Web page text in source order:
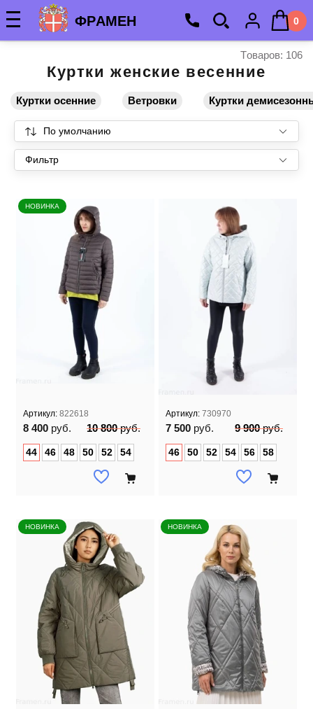
ФРАМЕН 0
Куртки женские весенние
Товаров: 106
Куртки осенние Ветровки Куртки
По умолчанию
Фильтр
НОВИНКА
Артикул: 822618
8 400 руб. 10 800руб.
44 46 48 50 52 54
Артикул: 730970
7 500 руб. 9 900руб.
46 50 52 54 56 58
НОВИНКА НОВИНКА